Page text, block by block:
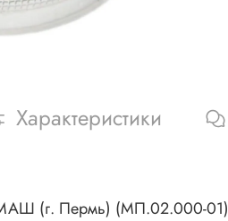
Характеристики
(г. Пермь) (МП.02.000-01)